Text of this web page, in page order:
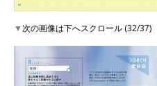
▼次の画像は下へスクロール (32/37)